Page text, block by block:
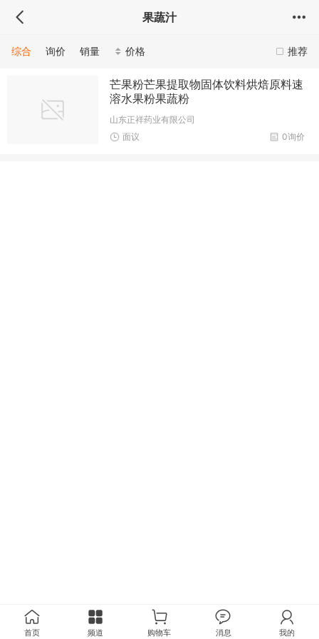
果蔬汁
推荐
综合 询价 销量 价格
芒果粉芒果提取物固体饮料烘焙原料速
溶水果粉果蔬粉
山东正祥药业有限公司
0询价
面议
首页 频道 购物车 消息 我的